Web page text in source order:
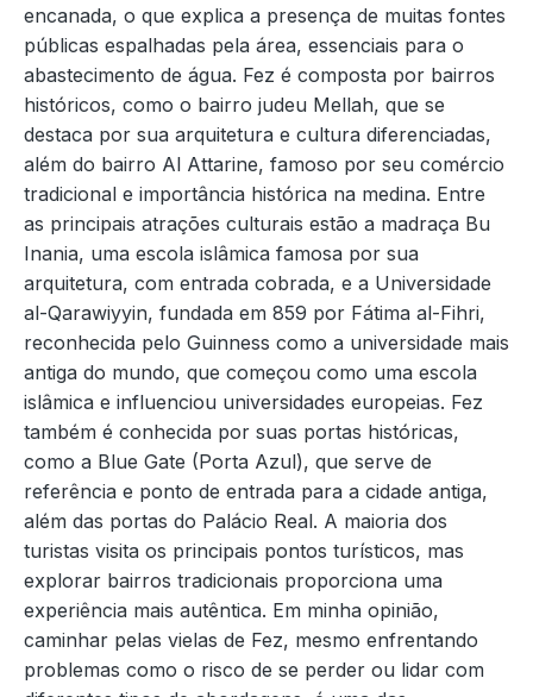
encanada, o que explica a presença de muitas fontes
públicas espalhadas pela área, essenciais para o
abastecimento de água. Fez é composta por bairros
históricos, como o bairro judeu Mellah, que se
destaca por sua arquitetura e cultura diferenciadas,
além do bairro Al Attarine, famoso por seu comércio
tradicional e importância histórica na medina. Entre
as principais atrações culturais estão a madraça Bu
Inania, uma escola islâmica famosa por sua
arquitetura, com entrada cobrada, e a Universidade
al-Qarawiyyin, fundada em 859 por Fátima al-Fihri,
reconhecida pelo Guinness como a universidade mais
antiga do mundo, que começou como uma escola
islâmica e influenciou universidades europeias. Fez
também é conhecida por suas portas históricas,
como a Blue Gate (Porta Azul), que serve de
referência e ponto de entrada para a cidade antiga,
além das portas do Palácio Real. A maioria dos
turistas visita os principais pontos turísticos, mas
explorar bairros tradicionais proporciona uma
experiência mais autêntica. Em minha opinião,
caminhar pelas vielas de Fez, mesmo enfrentando
problemas como o risco de se perder ou lidar com